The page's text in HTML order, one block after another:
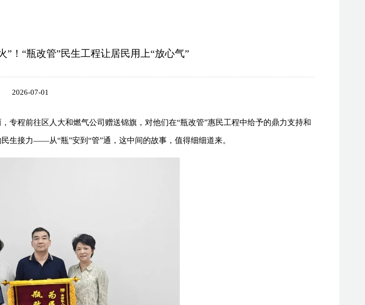
”！“瓶改管”民生工程让居民用上“放心气”
2026-07-01
专程前往区人大和燃气公司赠送锦旗，对他们在“瓶改管”惠民工程中给予的鼎力支持和
生接力——从“瓶”安到“管”通，这中间的故事，值得细细道来。